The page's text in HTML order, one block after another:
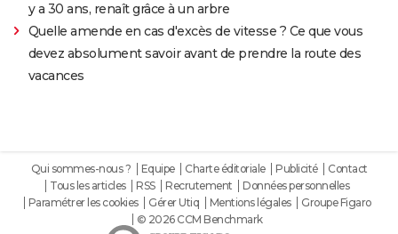
y a 30 ans, renaît grâce à un arbre
Quelle amende en cas d'excès de vitesse ? Ce que vous
devez absolument savoir avant de prendre la route des
vacances
Qui sommes-nous ? Equipe Charte éditoriale Publicité
Contact
Tous les articles
RSS Recrutement
Données personnelles
Paramétrer les cookies
Gérer Utiq Mentions légales
Groupe Figaro
© 2026 CCM Benchmark